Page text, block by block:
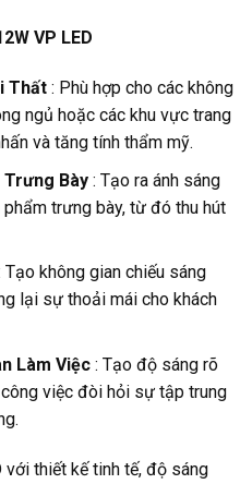
VP LED
Thất: Phù hợp cho các không
ngủ hoặc các khu vực trang
và tăng tính thẩm mỹ.
Bày: Tạo ra ánh sáng
trưng bày, từ đó thu hút
không gian chiếu sáng
lại sự thoải mái cho khách
Làm Việc: Tạo độ sáng rõ
việc đòi hỏi sự tập trung
với thiết kế tinh tế, độ sáng